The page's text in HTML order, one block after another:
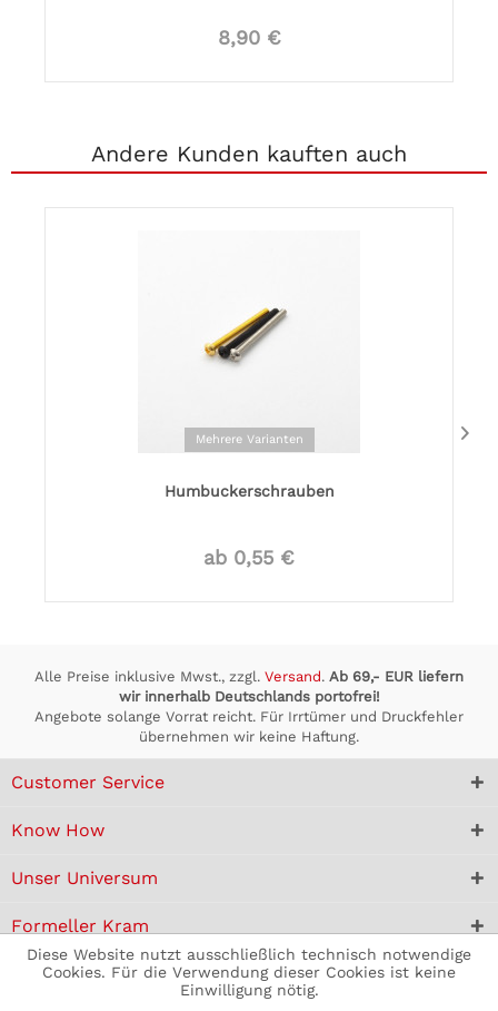
8,90 €
Andere Kunden kauften auch
Mehrere Varianten
Humbuckerschrauben
ab 0,55 €
Alle Preise inklusive Mwst., zzgl. Versand. Ab 69,- EUR liefern
wir innerhalb Deutschlands portofrei!
Angebote solange Vorrat reicht. Für Irrtümer und Druckfehler
übernehmen wir keine Haftung.
Customer Service
Know How
Unser Universum
Formeller Kram
Diese Website nutzt ausschließlich technisch notwendige
Cookies. Für die Verwendung dieser Cookies ist keine
Einwilligung nötig.